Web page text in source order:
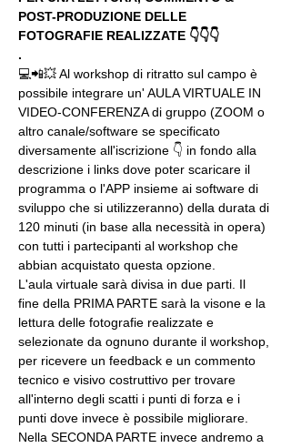
POST-PRODUZIONE DELLE
FOTOGRAFIE REALIZZATE 👇👇👇
.
💻📲💥 Al workshop di ritratto sul campo è
possibile integrare un' AULA VIRTUALE IN
VIDEO-CONFERENZA di gruppo (ZOOM o
altro canale/software se specificato
diversamente all'iscrizione 👇 in fondo alla
descrizione i links dove poter scaricare il
programma o l'APP insieme ai software di
sviluppo che si utilizzeranno) della durata di
120 minuti (in base alla necessità in opera)
con tutti i partecipanti al workshop che
abbian acquistato questa opzione.
L'aula virtuale sarà divisa in due parti. Il
fine della PRIMA PARTE sarà la visone e la
lettura delle fotografie realizzate e
selezionate da ognuno durante il workshop,
per ricevere un feedback e un commento
tecnico e visivo costruttivo per trovare
all'interno degli scatti i punti di forza e i
punti dove invece è possibile migliorare.
Nella SECONDA PARTE invece andremo a